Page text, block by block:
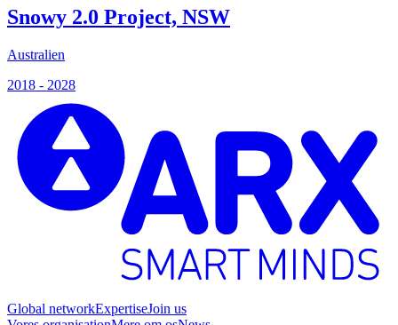
Snowy 2.0 Project, NSW
Australien
2018 - 2028
Global networkExpertiseJoin us